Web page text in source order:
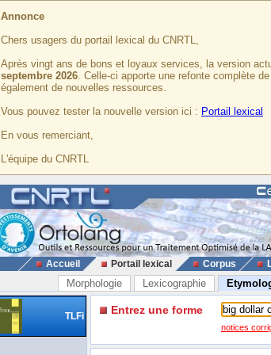
Annonce
Chers usagers du portail lexical du CNRTL,
Après vingt ans de bons et loyaux services, la version
septembre 2026. Celle-ci apporte une refonte complète
également de nouvelles ressources.
Vous pouvez tester la nouvelle version ici : Portail lexical
En vous remerciant,
L'équipe du CNRTL
Accueil Portail lexical Corpus
Morphologie Lexicographie
TLFi Entrez une forme
notices